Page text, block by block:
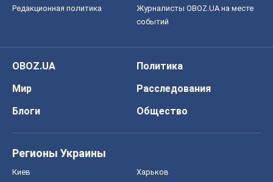
Редакционная политика
Журналисты OBOZ.UA на месте
событий
OBOZ.UA
Политика
Мир
Расследования
Блоги
Общество
Регионы Украины
Киев Харьков